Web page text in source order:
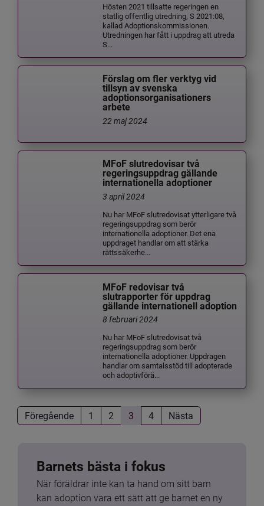
Hösten 2021 tillsatte regeringen en
statlig offentlig utredning, S 2021:08,
kallad Adoptionskommissionen.
Utredningen har fått i uppdrag att utreda
S...
Förslag om fler verktyg vid
tillsyn av svenska
adoptionsorganisationers
arbete
22 maj 2024
MFoF slutredovisar två
regeringsuppdrag gällande
internationella adoptioner
3 april 2024
Nu har MFoF slutredovisat ytterligare två
regeringsuppdrag som berör
internationella adoptioner. Det ena
uppdraget handlar om att stärka
rättssäkerhe...
MFoF redovisar två
slutrapporter för uppdrag
gällande internationell adoption
8 februari 2024
Nu har MFoF slutredovisat två
regeringsuppdrag som berör
internationella adoptioner. Uppdragen
handlar om samtalsstöd till adopterade
och adoptivförä...
Föregående 1 2 3 4 Nästa
Barnets bästa i fokus
När föräldrar inte kan ta hand om sitt barn
kan adoption vara ett sätt att ge barnet en ny